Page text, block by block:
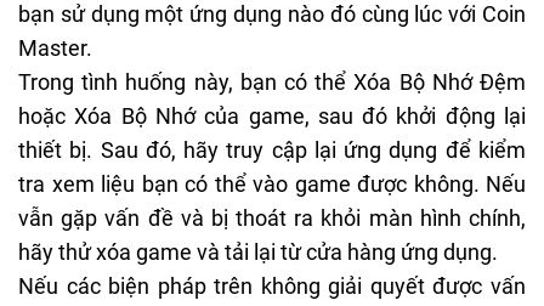
bạn sử dụng một ứng dụng nào đó cùng lúc với Coin
Master.
Trong tình huống này, bạn có thể Xóa Bộ Nhớ Đệm
hoặc Xóa Bộ Nhớ của game, sau đó khởi động lại
thiết bị. Sau đó, hãy truy cập lại ứng dụng để kiểm
tra xem liệu bạn có thể vào game được không. Nếu
vẫn gặp vấn đề và bị thoát ra khỏi màn hình chính,
hãy thử xóa game và tải lại từ cửa hàng ứng dụng.
Nếu các biện pháp trên không giải quyết được vấn